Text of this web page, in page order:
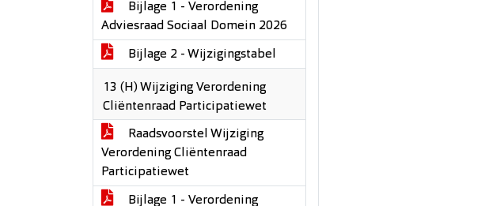
Bijlage 1 - Verordening
Adviesraad Sociaal Domein 2026
Bijlage 2 - Wijzigingstabel
13 (H) Wijziging Verordening
Cliëntenraad Participatiewet
Raadsvoorstel Wijziging
Verordening Cliëntenraad
Participatiewet
Bijlage 1 - Verordening